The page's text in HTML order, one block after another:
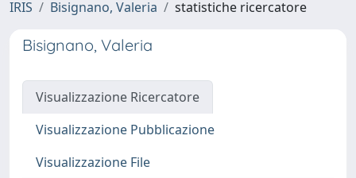
IRIS Bisignano, Valeria statistiche ricercatore
Bisignano, Valeria
Visualizzazione Ricercatore
Visualizzazione Pubblicazione
Visualizzazione File